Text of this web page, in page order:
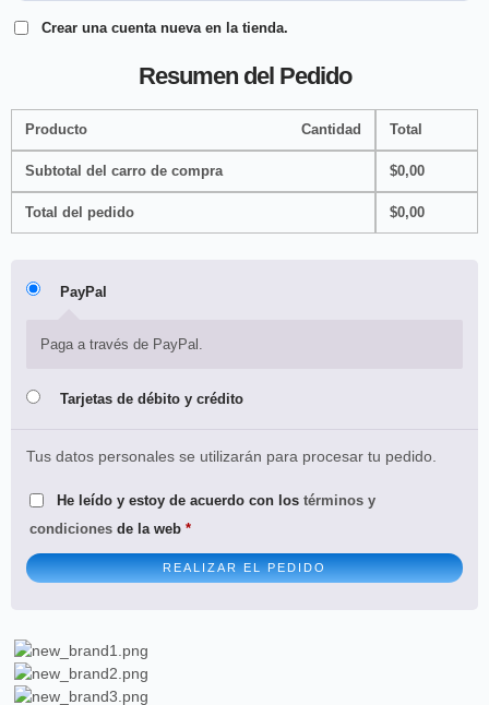
Crear una cuenta nueva en la tienda.
Resumen del Pedido
Producto Cantidad Total
Subtotal del carro de compra $0,00
Total del pedido $0,00
PayPal
Paga a través de PayPal.
Tarjetas de débito y crédito
Tus datos personales se utilizarán para procesar tu pedido.
He leído y estoy de acuerdo con los términos y
condiciones de la web *
REALIZAR EL PEDIDO